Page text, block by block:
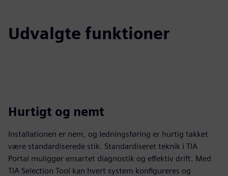
Udvalgte funktioner
Hurtigt og nemt
Installationen er nem, og ledningsføring er hurtig takket
være standardiserede stik. Standardiseret teknik i TIA
Portal muliggør ensartet diagnostik og effektiv drift. Med
TIA Selection Tool kan hvert system konfigureres og